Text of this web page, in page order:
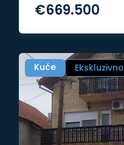
€669.500
Kuće Ekskluzivno